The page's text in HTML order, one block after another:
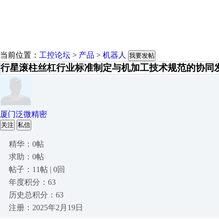
当前位置： 工控论坛 > 产品 > 机器人 我要发帖
行星滚柱丝杠行业标准制定与机加工技术规范的协同
厦门泛微精密
关注 私信
精华：0帖
求助：0帖
帖子：11帖 | 0回
年度积分：63
历史总积分：63
注册：2025年2月19日